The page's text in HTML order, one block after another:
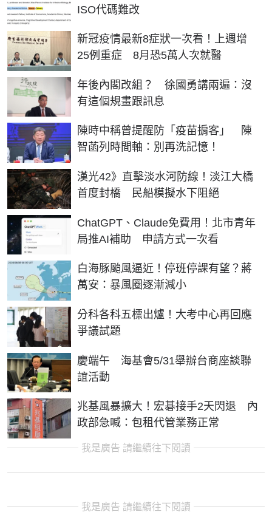
ISO代碼難改
新冠疫情最新8症狀一次看！上週增
25例重症 8月恐5萬人次就醫
年後內閣改組？ 徐國勇講兩遍：沒
有這個規畫跟訊息
陳時中稱曾提醒防「疫苗掮客」 陳
智菡列時間軸：別再洗記憶！
漢光42》直擊淡水河防線！淡江大橋
首度封橋 民船模擬水下阻絕
ChatGPT、Claude免費用！北市青年
局推AI補助 申請方式一次看
白海豚颱風逼近！停班停課有望？蔣
萬安：暴風圈逐漸減小
分科各科五標出爐！大考中心再回應
爭議試題
慶端午 海基會5/31舉辦台商座談聯
誼活動
兆基風暴擴大！宏碁接手2天閃退 內
政部急喊：包租代管業務正常
我是廣告 請繼續往下閱讀
我是廣告 請繼續往下閱讀